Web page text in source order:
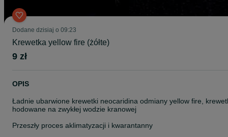
Dodane dzisiaj o 09:23
Krewetka yellow fire (żółte)
9 zł
OPIS
Ładnie ubarwione krewetki neocaridina odmiany yellow fire,
hodowane na zwykłej wodzie kranowej
Przeszły proces aklimatyzacji i kwarantanny